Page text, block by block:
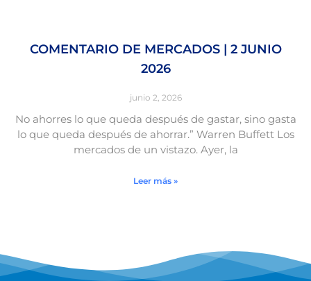
COMENTARIO DE MERCADOS | 2 JUNIO
2026
junio 2, 2026
No ahorres lo que queda después de gastar, sino gasta
lo que queda después de ahorrar.” Warren Buffett Los
mercados de un vistazo. Ayer, la
Leer más »